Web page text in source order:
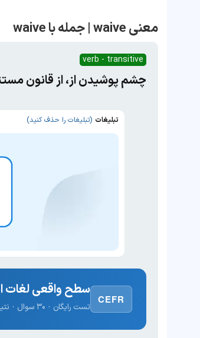
معنی waive | جمله با waive
verb - transitive
چشم پوشیدن از، از قانون
تبلیغات (تبلیغات را حذف کنید)
CEFR
سطح واقعی لغات
تست رایگان · ۳۰ سوال · نتیجه فوری